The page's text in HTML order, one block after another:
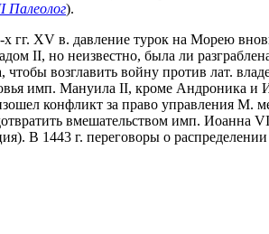
Палеолог).
гг. XV в. давление турок на Морею
II, но неизвестно, была ли
чтобы возглавить войну против лат.
имп. Мануила II, кроме Андроника и
конфликт за право управления М.
вмешательством имп. Иоанна
В 1443 г. переговоры о